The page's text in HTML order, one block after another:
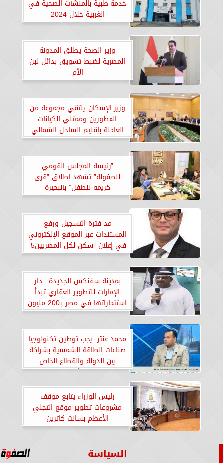
خدمة طبية بالمنشأت الصحية في
الغربية خلال 2024
وزير الصحة يطلق المدونة
المصرية لضبط تسويق بدائل لبن
الأم
وزير الإسكان يلتقي مجموعة من
المطورين وممثلي الكيانات
العاملة بإقليم الساحل الشمالي
الغربي
”رئيسة المجلس القومي
للطفولة” تشهد إطلاق ”قرى
كريمة للطفل” بالبحيرة
مد فترة التسجيل ورفع
المستندات عبر الموقع الإلكتروني
في إعلان ”سكن لكل المصريين5”
حتى 18 يناير
بمدينة سفنكس الجديدة.. دار
الإمارات للتطوير العقاري تبدأ
استثماراتها في مصر بـ200 مليون
دولار
محمد عنتر: يجب توطين تكنولوجيا
صناعات الطاقة الشمسية بشراكة
بين الدولة والقطاع الخاص
والشركات الأجنبية الكبرى
رئيس الوزراء يتابع موقف
مشروعات تطوير موقع التجلي
الأعظم بسانت كاترين
السياسة